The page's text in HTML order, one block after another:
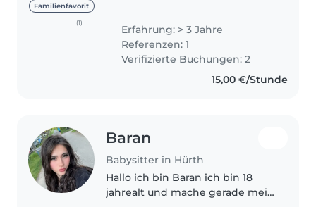
Familienfavorit
(1)
September für mein Studium.
Ich habe aber als ich kleiner war
in Köln und in Freiburg..
Erfahrung: > 3 Jahre
Referenzen: 1
Verifizierte Buchungen: 2
15,00 €/Stunde
Baran
Babysitter in Hürth
Hallo ich bin Baran ich bin 18
jahrealt und mache gerade mein